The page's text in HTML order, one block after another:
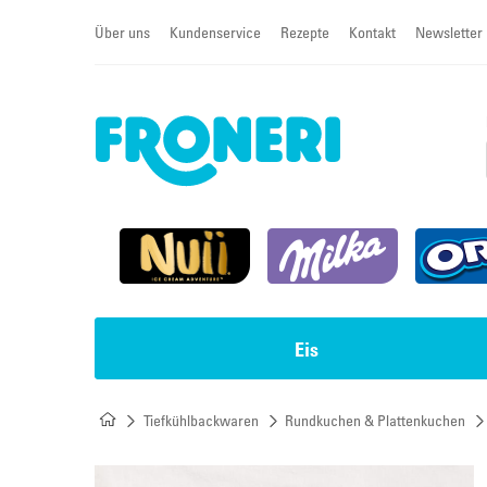
Über uns Kundenservice Rezepte Kontakt Newsletter
Eis
Tiefkühlbackwaren Rundkuchen & Plattenkuchen